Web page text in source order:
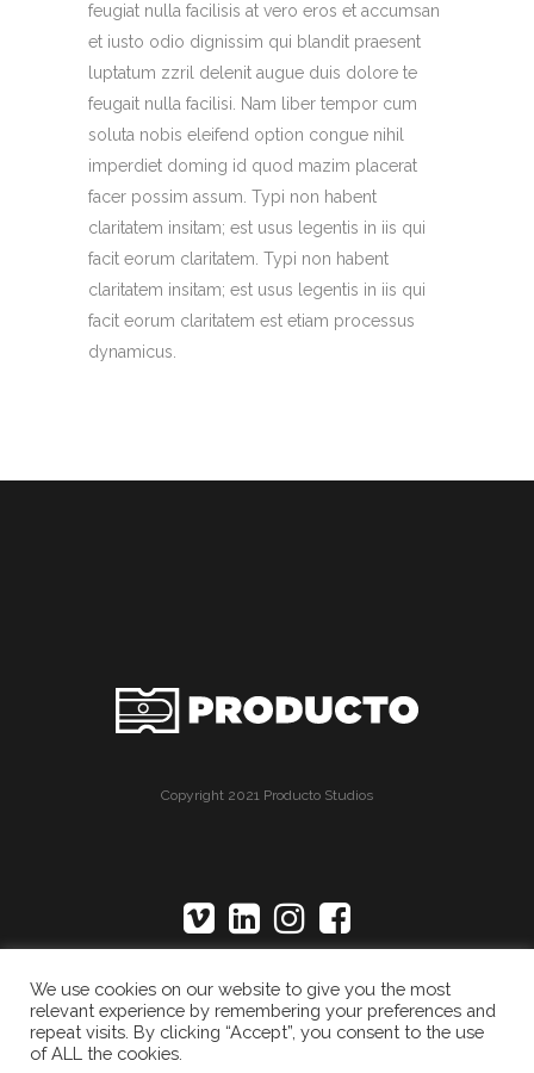
feugiat nulla facilisis at vero eros et accumsan
et iusto odio dignissim qui blandit praesent
luptatum zzril delenit augue duis dolore te
feugait nulla facilisi. Nam liber tempor cum
soluta nobis eleifend option congue nihil
imperdiet doming id quod mazim placerat
facer possim assum. Typi non habent
claritatem insitam; est usus legentis in iis qui
facit eorum claritatem. Typi non habent
claritatem insitam; est usus legentis in iis qui
facit eorum claritatem est etiam processus
dynamicus.
Copyright 2021 Producto Studios
We use cookies on our website to give you the most
relevant experience by remembering your preferences and
repeat visits. By clicking “Accept”, you consent to the use
of ALL the cookies.